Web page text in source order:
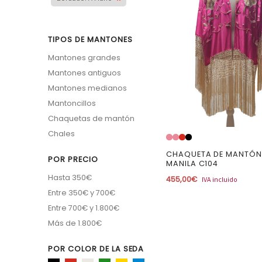
TIPOS DE MANTONES
Mantones grandes
Mantones antiguos
Mantones medianos
Mantoncillos
Chaquetas de mantón
Chales
POR PRECIO
Hasta 350€
Entre 350€ y 700€
Entre 700€ y 1.800€
Más de 1.800€
POR COLOR DE LA SEDA
CHAQUETA DE
MANILA C104
455,00€ IVA incluido